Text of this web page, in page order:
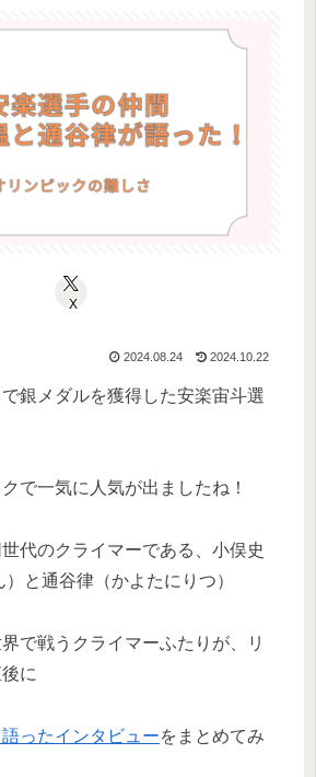
X
2024.08.24 2024.10.22
銀メダルを獲得した安楽宙斗選
で一気に人気が出ましたね！
代のクライマーである、小俣史
と通谷律（かよたにりつ）
で戦うクライマーふたりが、リ
に
ったインタビューをまとめてみ